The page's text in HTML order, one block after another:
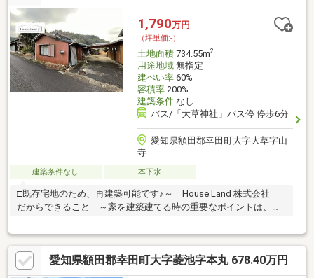
1,790万円
（坪単価:-）
土地面積734.55m2
用途地域無指定
建ぺい率60%
容積率200%
建築条件なし
バス/「大草神社」バス停 停歩6分
愛知県額田郡幸田町大字大草字山
寺
建築条件なし 本下水
□既存宅地のため、再建築可能です♪～ House Land 株式会社
だからできること ～家を建築建てる時の重要なポイントは、メ
ちろん、メーカートップクラスの優秀な担当者をご紹介致しま
す！！住宅ローンや火災保険、登記に至るまですべて弊社担当を
窓口にワンストップサービス致します！！
愛知県額田郡幸田町大字菱池字本丸 678.40万円